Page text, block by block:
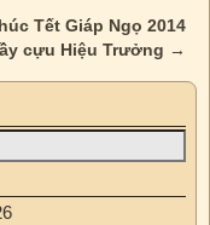
Tết Giáp Ngọ 2014
cựu Hiệu Trưởng →